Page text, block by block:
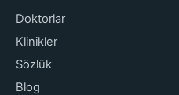
Doktorlar
Klinikler
Sözlük
Blog